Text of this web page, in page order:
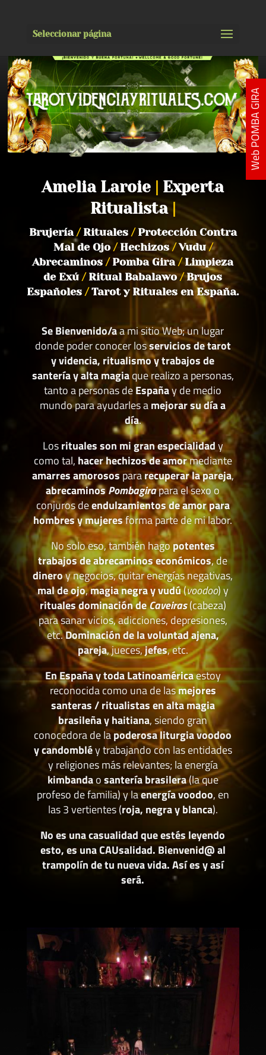
Seleccionar página
Amelia Laroie
Experta
Ritualista
Brujería /Rituales /Protección Contra
Mal de Ojo /Hechizos/Vudu/
Abrecaminos/Pomba Gira/Limpieza
de Exú/Ritual Babalawo/Brujos
Españoles/Tarot y Rituales en España.
Se Bienvenido/aa mi sitio Web; un lugar
donde poder conocer losservicios de tarot
y videncia, ritualismo y trabajos de
santería y alta magiaque realizo a personas,
tanto a personas deEspañay de medio
mundo para ayudarles amejorar su día a
día.
Losrituales son mi gran especialidady
como tal, hacer hechizos de amormediante
amarres amorosospararecuperar la pareja,
abrecaminosPombagirapara el sexo o
conjuros deendulzamientos de amor para
hombres y mujeresforma parte de mi labor.
No solo eso, también hagopotentes
trabajos de abrecaminos económicos, de
dineroy negocios, quitar energías negativas,
mal de ojo,magia negra y vudú(voodoo) y
rituales dominación deCaveiras(cabeza)
para sanar vicios, adicciones, depresiones,
etc.Dominación de la voluntad ajena,
pareja, jueces,jefes, etc.
En España y toda Latinoaméricaestoy
reconocida como una de lasmejores
santeras / ritualistas en alta magia
brasileña y haitiana, siendo gran
conocedora de lapoderosa liturgia voodoo
y candombléy trabajando con las entidades
y religiones más relevantes; la energía
kimbandaosantería brasilera(la que
profeso de familia) y laenergía voodoo, en
las 3 vertientes (roja, negra y blanca).
No es una casualidad que estés leyendo
esto, es una CAUsalidad. Bienvenid@ al
trampolín de tu nueva vida. Así es y así
será.
Web POMBA GIRA